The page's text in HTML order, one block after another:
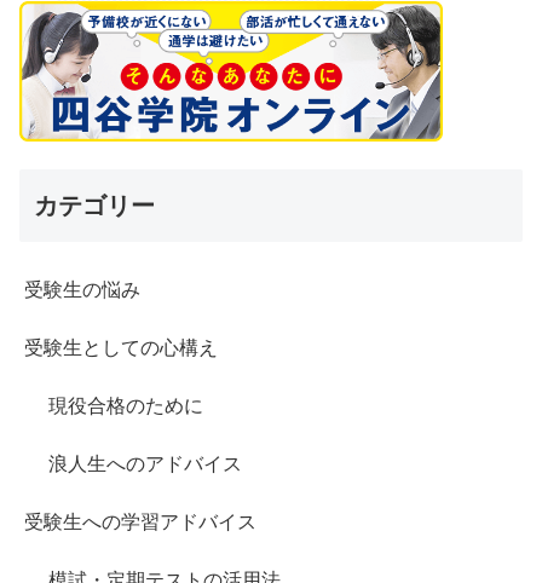
カテゴリー
受験生の悩み
受験生としての心構え
現役合格のために
浪人生へのアドバイス
受験生への学習アドバイス